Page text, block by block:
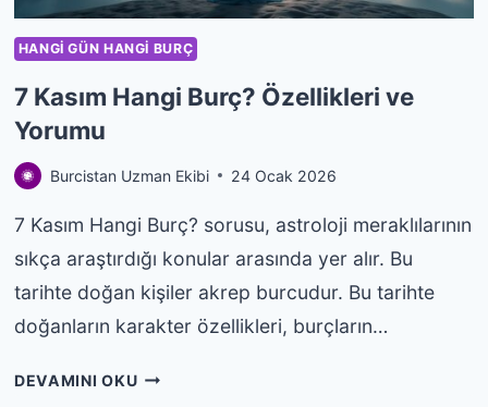
HANGI GÜN HANGI BURÇ
7 Kasım Hangi Burç? Özellikleri ve
Yorumu
Burcistan Uzman Ekibi 24 Ocak 2026
7 Kasım Hangi Burç? sorusu, astroloji meraklılarının
sıkça araştırdığı konular arasında yer alır. Bu
tarihte doğan kişiler akrep burcudur. Bu tarihte
doğanların karakter özellikleri, burçların…
DEVAMINI OKU7